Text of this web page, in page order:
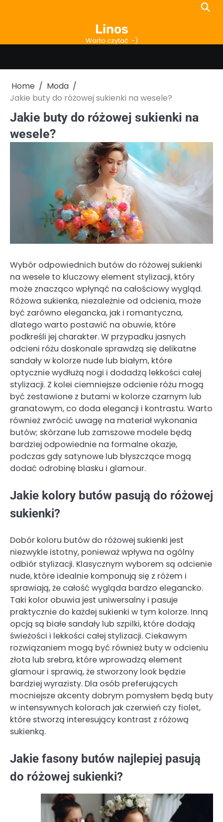
Linos
Warto czytać :-)
Home
Moda
Jakie buty do różowej sukienki na wesele?
Jakie buty do różowej sukienki na
wesele?
Wybór odpowiednich butów do różowej sukienki
na wesele to kluczowy element stylizacji, który
może znacząco wpłynąć na całościowy wygląd.
Różowa sukienka, niezależnie od odcienia, może
być zarówno elegancka, jak i romantyczna,
dlatego warto postawić na obuwie, które
podkreśli jej charakter. W przypadku jasnych
odcieni różu doskonale sprawdzą się delikatne
sandały w kolorze nude lub białym, które
optycznie wydłużą nogi i dodadzą lekkości całej
stylizacji. Z kolei ciemniejsze odcienie różu mogą
być zestawione z butami w kolorze czarnym lub
granatowym, co doda elegancji i kontrastu. Warto
również zwrócić uwagę na materiał wykonania
butów; skórzane lub zamszowe modele będą
bardziej odpowiednie na formalne okazje,
podczas gdy satynowe lub błyszczące mogą
dodać odrobinę blasku i glamour.
Jakie kolory butów pasują do różowej
sukienki?
Dobór koloru butów do różowej sukienki jest
niezwykle istotny, ponieważ wpływa na ogólny
odbiór stylizacji. Klasycznym wyborem są odcienie
nude, które idealnie komponują się z różem i
sprawiają, że całość wygląda bardzo elegancko.
Taki kolor obuwia jest uniwersalny i pasuje
praktycznie do każdej sukienki w tym kolorze. Inną
opcją są białe sandały lub szpilki, które dodają
świeżości i lekkości całej stylizacji. Ciekawym
rozwiązaniem mogą być również buty w odcieniu
złota lub srebra, które wprowadzą element
glamour i sprawią, że stworzony look będzie
bardziej wyrazisty. Dla osób preferujących
mocniejsze akcenty dobrym pomysłem będą buty
w intensywnych kolorach jak czerwień czy fiolet,
które stworzą interesujący kontrast z różową
sukienką.
Jakie fasony butów najlepiej pasują
do różowej sukienki?